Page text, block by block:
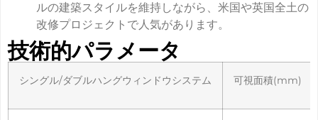
ルの建築スタイルを維持しながら、米国や英国全土の
改修プロジェクトで人気があります。
技術的パラメータ
シングル/ダブルハングウィンドウシステム 可視面積(mm)